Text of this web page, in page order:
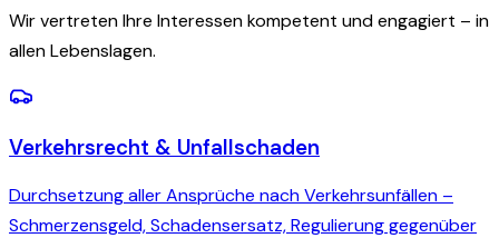
Wir vertreten Ihre Interessen kompetent und engagiert – in
allen Lebenslagen.
Verkehrsrecht & Unfallschaden
Durchsetzung aller Ansprüche nach Verkehrsunfällen –
Schmerzensgeld, Schadensersatz, Regulierung gegenüber